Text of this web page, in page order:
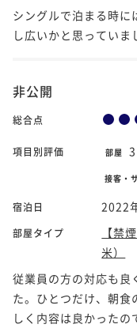
シングルで泊まる時に
し広いかと思っていま
非公開
総合点
項目別評価 部屋 3
接客・
宿泊日 2022
部屋タイプ
【禁
米）
従業員の方の対応も良
た。ひとつだけ、朝食
しく内容は良かった